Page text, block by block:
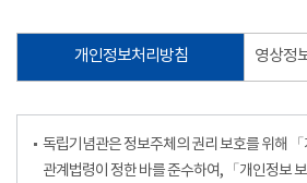
개인정보처리방침 영상정
독립기념관은 정보주체의 권리 보호를 위해
관계법령이 정한 바를 준수하여, 「개인정보